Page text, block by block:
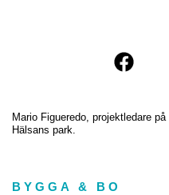
Mario Figueredo, projektledare
Hälsans park.
BYGGA & BO